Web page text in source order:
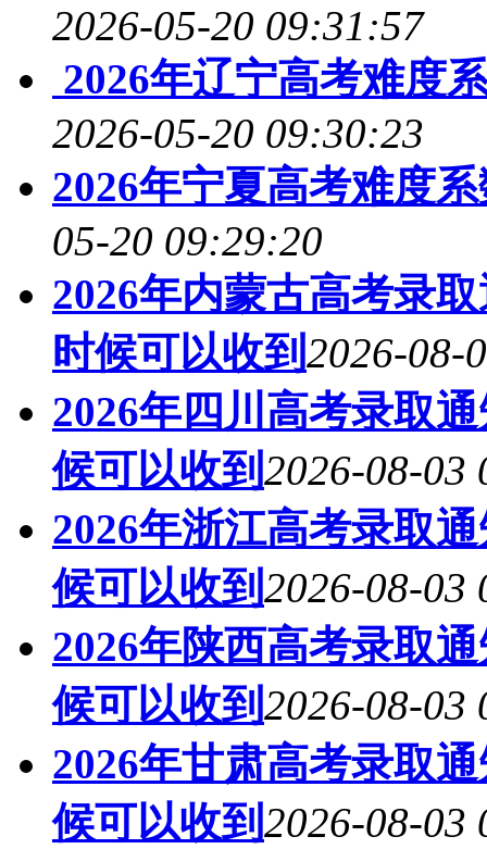
2026-05-20 09:31:57
2026年辽宁高考难度
2026-05-20 09:30:23
2026年宁夏高考难度
05-20 09:29:20
2026年内蒙古高考录
时候可以收到 2026-08-
2026年四川高考录取
候可以收到 2026-08-03
2026年浙江高考录取
候可以收到 2026-08-03
2026年陕西高考录取
候可以收到 2026-08-03
2026年甘肃高考录取
候可以收到 2026-08-03